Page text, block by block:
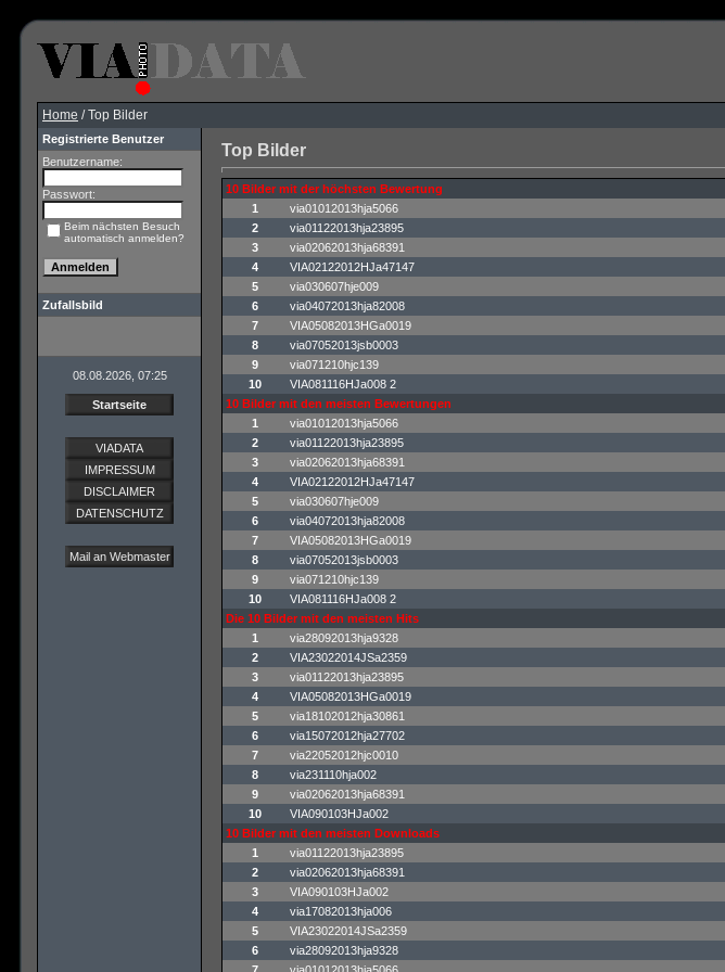
Home / Top Bilder
Registrierte Benutzer
Benutzername:
Passwort:
Beim nächsten Besuch
automatisch anmelden?
Zufallsbild
08.08.2026, 07:25
Startseite
VIADATA
IMPRESSUM
DISCLAIMER
DATENSCHUTZ
Mail an Webmaster
Top Bilder
10 Bilder mit der höchsten Bewertung
1
via01012013hja5066
2
via01122013hja23895
3
via02062013hja68391
4
VIA02122012HJa47147
5
via030607hje009
6
via04072013hja82008
7
VIA05082013HGa0019
8
via07052013jsb0003
9
via071210hjc139
10
VIA081116HJa008 2
10 Bilder mit den meisten Bewertungen
1
via01012013hja5066
2
via01122013hja23895
3
via02062013hja68391
4
VIA02122012HJa47147
5
via030607hje009
6
via04072013hja82008
7
VIA05082013HGa0019
8
via07052013jsb0003
9
via071210hjc139
10
VIA081116HJa008 2
Die 10 Bilder mit den meisten Hits
1
via28092013hja9328
2
VIA23022014JSa2359
3
via01122013hja23895
4
VIA05082013HGa0019
5
via18102012hja30861
6
via15072012hja27702
7
via22052012hjc0010
8
via231110hja002
9
via02062013hja68391
10
VIA090103HJa002
10 Bilder mit den meisten Downloads
1
via01122013hja23895
2
via02062013hja68391
3
VIA090103HJa002
4
via17082013hja006
5
VIA23022014JSa2359
6
via28092013hja9328